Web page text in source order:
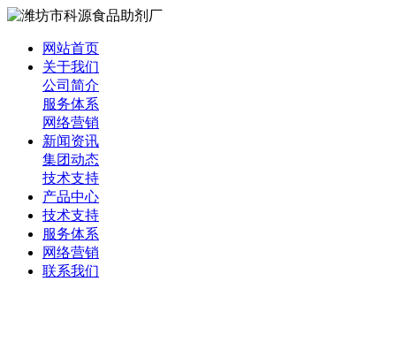
网站首页
关于我们
公司简介
服务体系
网络营销
新闻资讯
集团动态
技术支持
产品中心
技术支持
服务体系
网络营销
联系我们